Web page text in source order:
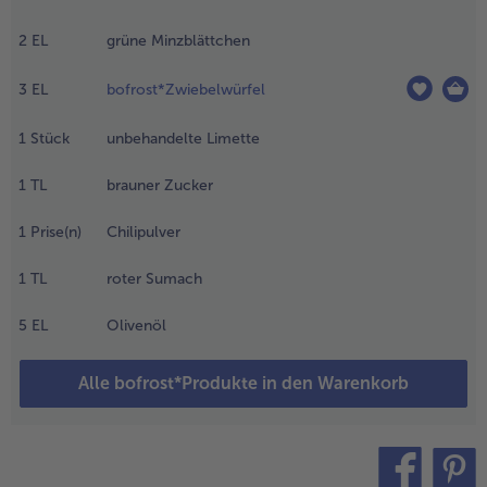
2 EL grüne Minzblättchen
3 EL bofrost*Zwiebelwürfel
1 Stück unbehandelte Limette
1 TL brauner Zucker
1 Prise(n) Chilipulver
1 TL roter Sumach
5 EL Olivenöl
Alle bofrost*Produkte in den Warenkorb
Avocado
sein.
und
Salsa
und
Die